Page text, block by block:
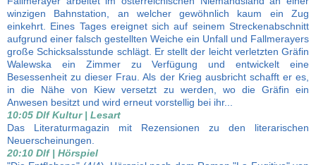
winzigen Bahnstation, an welcher gewöhnlich kaum ein Zug
einkehrt. Eines Tages ereignet sich auf seinem Streckenabschnitt
aufgrund einer falsch gestellten Weiche ein Unfall und Fallmerayers
große Schicksalsstunde schlägt. Er stellt der leicht verletzten Gräfin
Walewska ein Zimmer zu Verfügung und entwickelt eine
Besessenheit zu dieser Frau. Als der Krieg ausbricht schafft er es,
in die Nähe von Kiew versetzt zu werden, wo die Gräfin ein
Anwesen besitzt und wird erneut vorstellig bei ihr...
10:05 Dlf Kultur | Lesart
Das Literaturmagazin mit Rezensionen zu den literarischen
Neuerscheinungen.
20:10 Dlf | Hörspiel